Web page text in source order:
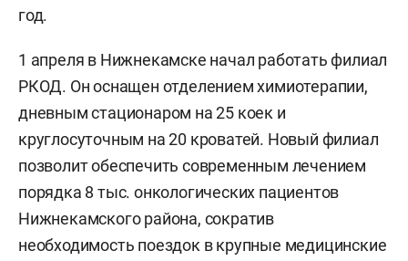
год.
1 апреля в Нижнекамске начал работать филиал
РКОД. Он оснащен отделением химиотерапии,
дневным стационаром на 25 коек и
круглосуточным на 20 кроватей. Новый филиал
позволит обеспечить современным лечением
порядка 8 тыс. онкологических пациентов
Нижнекамского района, сократив
необходимость поездок в крупные медицинские